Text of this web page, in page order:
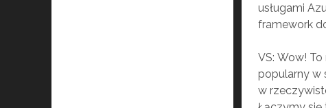
usługami
framework
VS: Wow!
popularny w
w